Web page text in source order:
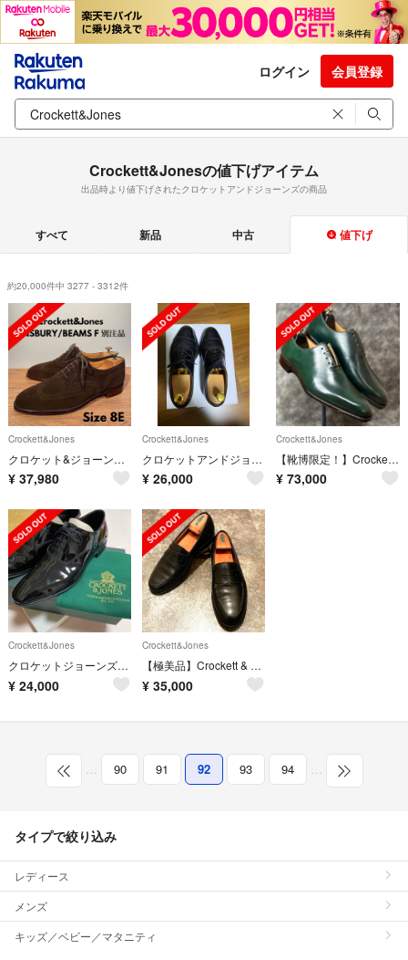
ログイン 会員登録
Crockett&Jonesの値下げアイテム
出品時より値下げされたクロケットアンドジョーンズの商品
すべて 新品 中古 値下げ
約20,000件中 3277 - 3312件
Crockett&Jones
クロケット&ジョーンズ FINSBURY フルブローグ 茶 8E BEAMS F
¥ 37,980
Crockett&Jones
クロケットアンドジョーンズ コノート
¥ 26,000
Crockett&Jones
【靴博限定！】Crockett&Jones Alex Cordovan 7.0E
¥ 73,000
Crockett&Jones
クロケットジョーンズ エナメル
¥ 24,000
Crockett&Jones
【極美品】Crockett & Jones ローファー 8E
¥ 35,000
… 90 91 92 93 94 …
タイプで絞り込み
レディース
メンズ
キッズ／ベビー／マタニティ